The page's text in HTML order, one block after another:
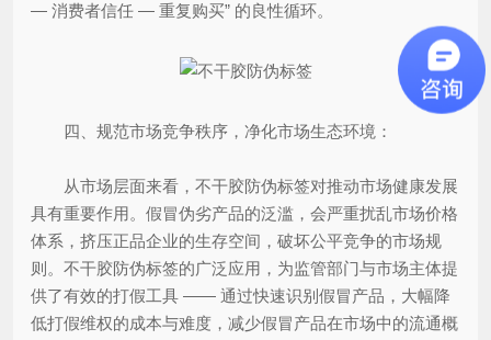
— 消费者信任 — 重复购买” 的良性循环。
四、规范市场竞争秩序，净化市场生态环境：
从市场层面来看，不干胶防伪标签对推动市场健康发展
具有重要作用。假冒伪劣产品的泛滥，会严重扰乱市场价格
体系，挤压正品企业的生存空间，破坏公平竞争的市场规
则。不干胶防伪标签的广泛应用，为监管部门与市场主体提
供了有效的打假工具 —— 通过快速识别假冒产品，大幅降
低打假维权的成本与难度，减少假冒产品在市场中的流通概